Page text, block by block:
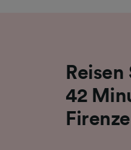
42